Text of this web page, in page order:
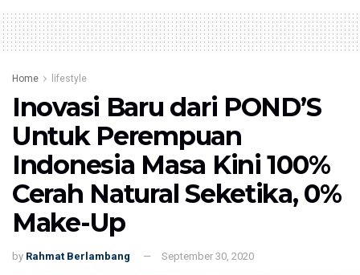
Home lifestyle
Inovasi Baru dari POND’S
Untuk Perempuan
Indonesia Masa Kini 100%
Cerah Natural Seketika, 0%
Make-Up
by Rahmat Berlambang September 30, 2020